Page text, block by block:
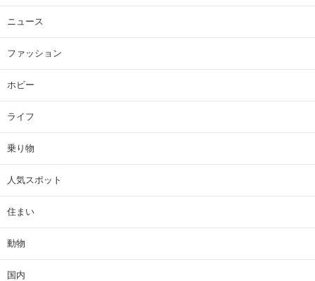
ニュース
ファッション
ホビー
ライフ
乗り物
人気スポット
住まい
動物
国内